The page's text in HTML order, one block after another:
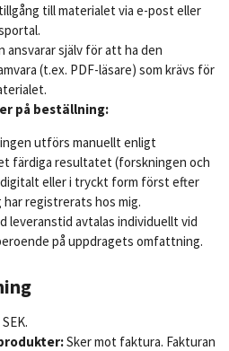
till materialet via e-post eller
ansvarar själv för att ha den
(t.ex. PDF-läsare) som krävs för
på beställning:
utförs manuellt enligt
färdiga resultatet (forskningen och
eller i tryckt form först efter
registrerats hos mig.
leveranstid avtalas individuellt vid
på uppdragets omfattning.
Sker mot faktura. Fakturan